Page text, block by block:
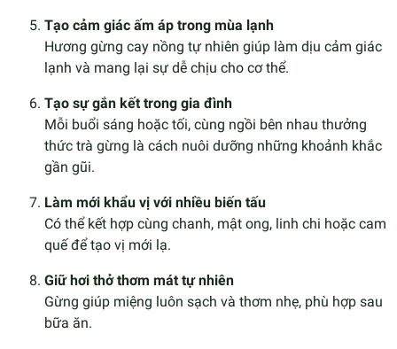
Tạo cảm giác ấm áp trong mùa lạnh
Hương gừng cay nồng tự nhiên giúp làm dịu cảm giác
lạnh và mang lại sự dễ chịu cho cơ thể.
Tạo sự gắn kết trong gia đình
Mỗi buổi sáng hoặc tối, cùng ngồi bên nhau thưởng
thức trà gừng là cách nuôi dưỡng những khoảnh khắc
gần gũi.
Làm mới khẩu vị với nhiều biến tấu
Có thể kết hợp cùng chanh, mật ong, linh chi hoặc cam
quế để tạo vị mới lạ.
Giữ hơi thở thơm mát tự nhiên
Gừng giúp miệng luôn sạch và thơm nhẹ, phù hợp sau
bữa ăn.